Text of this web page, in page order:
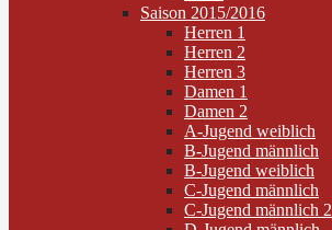
Saison 2015/2016
Herren 1
Herren 2
Herren 3
Damen 1
Damen 2
A-Jugend weiblich
B-Jugend männlich
B-Jugend weiblich
C-Jugend männlich
C-Jugend männlich 2